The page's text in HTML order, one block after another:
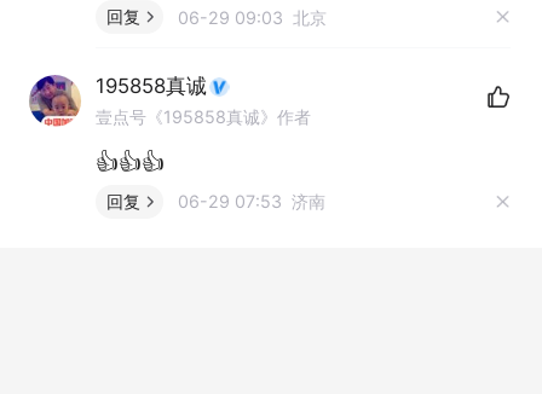
回复 06-29 09:03 北京
195858真诚
壹点号《195858真诚》作者
👍👍👍
回复 06-29 07:53 济南